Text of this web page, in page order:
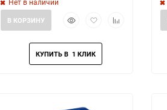
Нет в наличии
БыстрыйДобавить
избранное
Добавить
В КОРЗИНУ